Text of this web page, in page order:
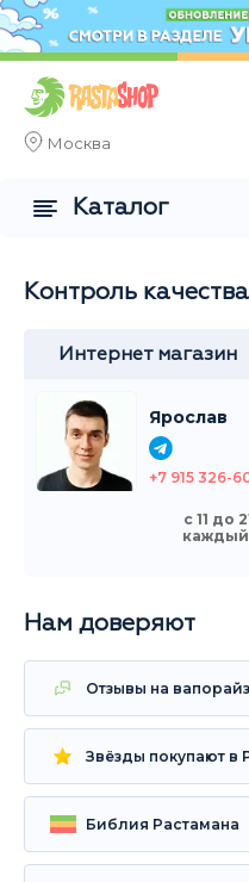
Москва
Контроль качества
Интернет магазин
Ярослав
+7 915 326-
с 11 до
Нам доверяют
Отзывы на
Звёзды покупают в
Библия Растамана
Каталог